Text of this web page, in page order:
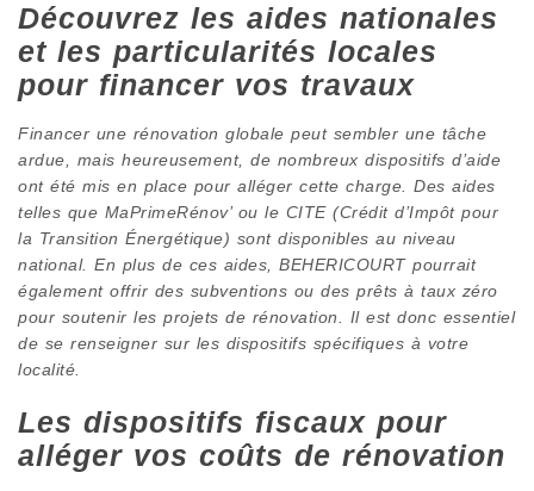
Découvrez les aides nationales
et les particularités locales
pour financer vos travaux
Financer une rénovation globale peut sembler une tâche
ardue, mais heureusement, de nombreux dispositifs d’aide
ont été mis en place pour alléger cette charge. Des aides
telles que MaPrimeRénov’ ou le CITE (Crédit d’Impôt pour
la Transition Énergétique) sont disponibles au niveau
national. En plus de ces aides, BEHERICOURT pourrait
également offrir des subventions ou des prêts à taux zéro
pour soutenir les projets de rénovation. Il est donc essentiel
de se renseigner sur les dispositifs spécifiques à votre
localité.
Les dispositifs fiscaux pour
alléger vos coûts de rénovation